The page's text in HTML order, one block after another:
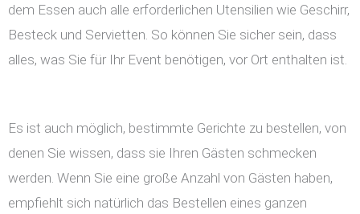
dem Essen auch alle erforderlichen Utensilien wie Geschirr,
Besteck und Servietten. So können Sie sicher sein, dass
alles, was Sie für Ihr Event benötigen, vor Ort enthalten ist.
Es ist auch möglich, bestimmte Gerichte zu bestellen, von
denen Sie wissen, dass sie Ihren Gästen schmecken
werden. Wenn Sie eine große Anzahl von Gästen haben,
empfiehlt sich natürlich das Bestellen eines ganzen